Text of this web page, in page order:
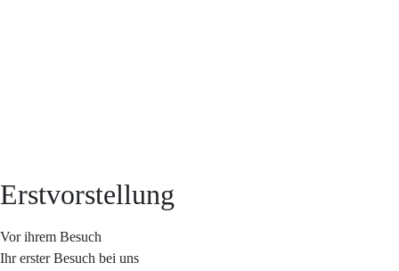
Erstvorstellung
Vor ihrem Besuch
Ihr erster Besuch bei uns